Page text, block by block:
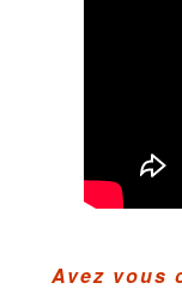
Avez vous